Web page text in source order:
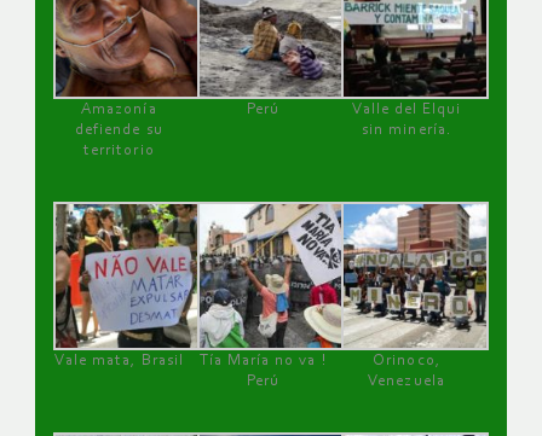
Amazonía
defiende su
territorio
Perú
Valle del Elqui
sin minería.
Vale mata, Brasil
Tía María no va !
Perú
Orinoco,
Venezuela